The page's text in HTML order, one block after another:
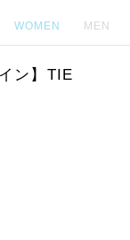
WOMEN MEN
ン】TIE